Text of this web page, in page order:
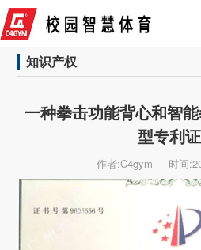
知识产权
一种拳击功能背心和智
型专利
作者:C4gym 时间